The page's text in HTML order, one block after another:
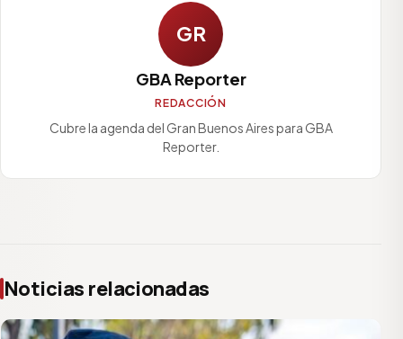
GR
GBA Reporter
REDACCIÓN
Cubre la agenda del Gran Buenos Aires para GBA
Reporter.
Noticias relacionadas